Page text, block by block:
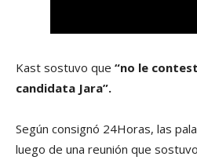
Kast sostuvo que “no le
candidata Jara”.
Según consignó 24Horas, las
luego de una reunión que